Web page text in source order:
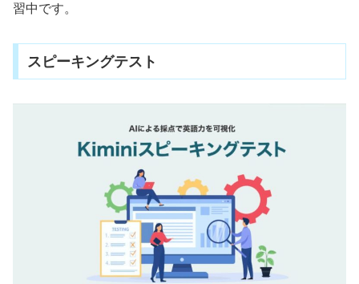
習中です。
スピーキングテスト